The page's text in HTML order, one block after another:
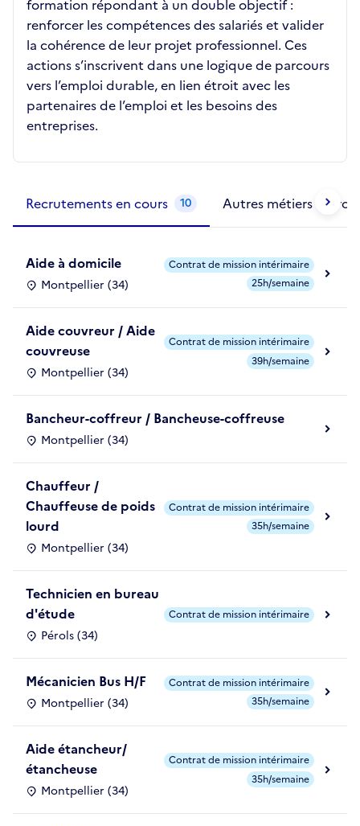
formation répondant à un double objectif :
renforcer les compétences des salariés et valider
la cohérence de leur projet professionnel. Ces
actions s’inscrivent dans une logique de parcours
vers l’emploi durable, en lien étroit avec les
partenaires de l’emploi et les besoins des
entreprises.
Recrutements en cours 10 Autres métiers
Aide à domicile
Montpellier (34)
Contrat de mission intérimaire
25h/semaine
Aide couvreur / Aide
couvreuse
Montpellier (34)
Contrat de mission intérimaire
39h/semaine
Bancheur-coffreur / Bancheuse-coffreuse
Montpellier (34)
Chauffeur /
Chauffeuse de poids
lourd
Montpellier (34)
Contrat de mission intérimaire
35h/semaine
Technicien en bureau
d'étude
Pérols (34)
Contrat de mission intérimaire
Mécanicien Bus H/F
Montpellier (34)
Contrat de mission intérimaire
35h/semaine
Aide étancheur/
étancheuse
Montpellier (34)
Contrat de mission intérimaire
35h/semaine